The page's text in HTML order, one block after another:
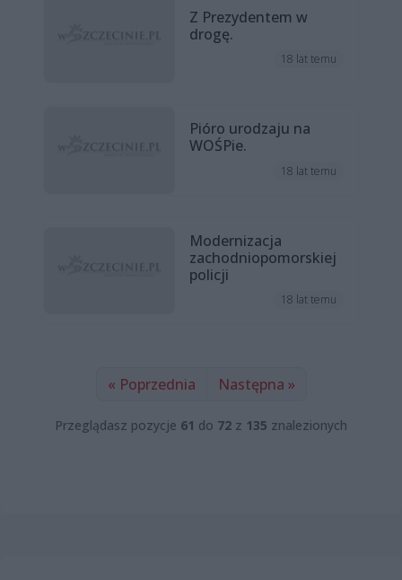
Z Prezydentem w
drogę.
18 lat temu
Pióro urodzaju na
WOŚPie.
18 lat temu
Modernizacja
zachodniopomorskiej
policji
18 lat temu
« Poprzednia Następna »
Przeglądasz pozycje 61 do 72 z 135 znalezionych